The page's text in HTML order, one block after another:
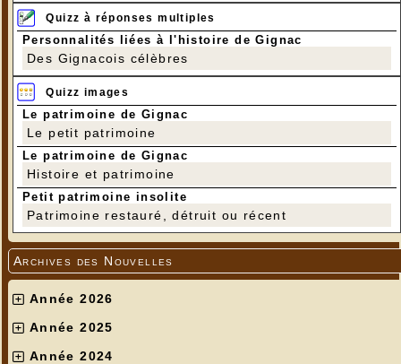
Quizz à réponses multiples
Personnalités liées à l'histoire de Gignac
Des Gignacois célèbres
Quizz images
Le patrimoine de Gignac
Le petit patrimoine
Le patrimoine de Gignac
Histoire et patrimoine
Petit patrimoine insolite
Patrimoine restauré, détruit ou récent
Archives des Nouvelles
Année 2026
Année 2025
Année 2024